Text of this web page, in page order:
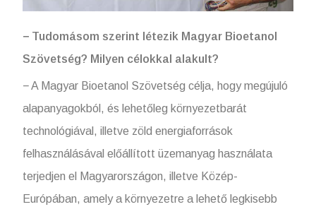
− Tudomásom szerint létezik Magyar Bioetanol
Szövetség? Milyen célokkal alakult?
− A Magyar Bioetanol Szövetség célja, hogy megújuló
alapanyagokból, és lehetőleg környezetbarát
technológiával, illetve zöld energiaforrások
felhasználásával előállított üzemanyag használata
terjedjen el Magyarországon, illetve Közép-
Európában, amely a környezetre a lehető legkisebb